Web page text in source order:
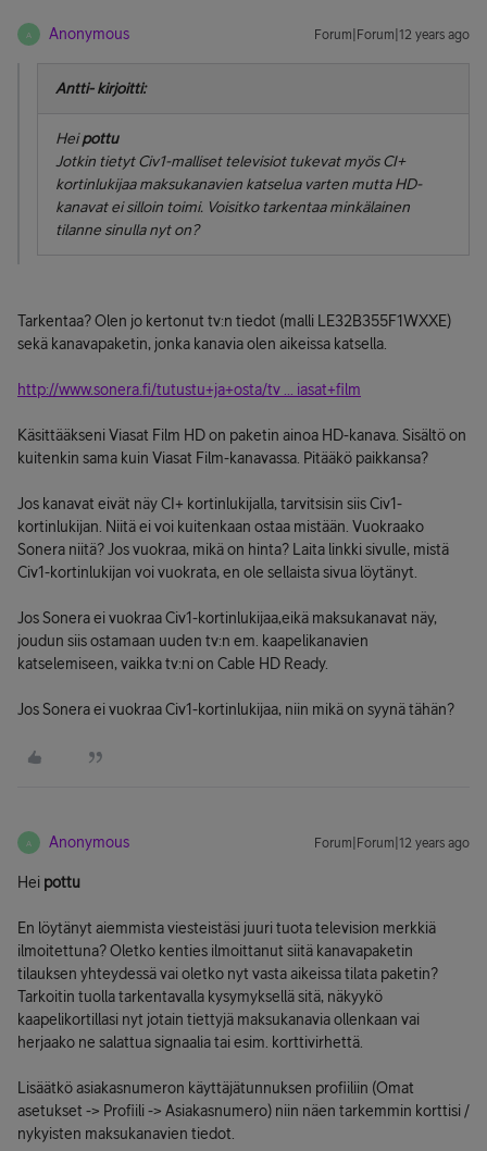
A Anonymous Forum|Forum|12 years ago
Antti- kirjoitti:
Heipottu
Jotkin tietyt Civ1-malliset televisiot tukevat myös CI+
kortinlukijaa maksukanavien katselua varten mutta HD-
kanavat ei silloin toimi. Voisitko tarkentaa minkälainen
tilanne sinulla nyt on?
Tarkentaa? Olen jo kertonut tv:n tiedot (malli LE32B355F1WXXE)
sekä kanavapaketin, jonka kanavia olen aikeissa katsella.
http://www.sonera.fi/tutustu+ja+osta/tv ... iasat+film
Käsittääkseni Viasat Film HD on paketin ainoa HD-kanava. Sisältö on
kuitenkin sama kuin Viasat Film-kanavassa. Pitääkö paikkansa?
Jos kanavat eivät näy CI+ kortinlukijalla, tarvitsisin siis Civ1-
kortinlukijan. Niitä ei voi kuitenkaan ostaa mistään. Vuokraako
Sonera niitä? Jos vuokraa, mikä on hinta? Laita linkki sivulle, mistä
Civ1-kortinlukijan voi vuokrata, en ole sellaista sivua löytänyt.
Jos Sonera ei vuokraa Civ1-kortinlukijaa,eikä maksukanavat näy,
joudun siis ostamaan uuden tv:n em. kaapelikanavien
katselemiseen, vaikka tv:ni on Cable HD Ready.
Jos Sonera ei vuokraa Civ1-kortinlukijaa, niin mikä on syynä tähän?
A Anonymous Forum|Forum|12 years ago
Hei pottu
En löytänyt aiemmista viesteistäsi juuri tuota television merkkiä
ilmoitettuna? Oletko kenties ilmoittanut siitä kanavapaketin
tilauksen yhteydessä vai oletko nyt vasta aikeissa tilata paketin?
Tarkoitin tuolla tarkentavalla kysymyksellä sitä, näkyykö
kaapelikortillasi nyt jotain tiettyjä maksukanavia ollenkaan vai
herjaako ne salattua signaalia tai esim. korttivirhettä.
Lisäätkö asiakasnumeron käyttäjätunnuksen profiiliin (Omat
asetukset -> Profiili -> Asiakasnumero) niin näen tarkemmin korttisi /
nykyisten maksukanavien tiedot.